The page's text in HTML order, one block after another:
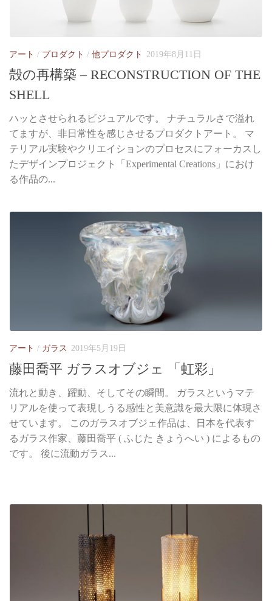
アート / プロダクト / 他プロダクト 2019年8月11日
殻の再構築 – RECONSTRUCTION OF THE
SHELL
ハッとさせられるビジュアルです。 ナチュラルさで溢れ
てますが、非日常性を感じさせるプロダクトアート。 マ
テリアル実験やクリエイションのプロセスにフォーカスし
たデザインプロジェクト「Experimental Creations」におけ
る作品の...
アート / ガラス 2019年5月19日
藤田喬平 ガラスオブジェ 「虹彩」
流れと動き、躍動、そしてその瞬間。 ガラスというマテ
リアルを使って表現しうる感性と美意識を最大限に体現さ
せています。 このガラスオブジェ作品は、日本を代表す
るガラス作家、藤田喬平 ( ふじた きょうへい ) によるもの
です。 後に流動ガラス...